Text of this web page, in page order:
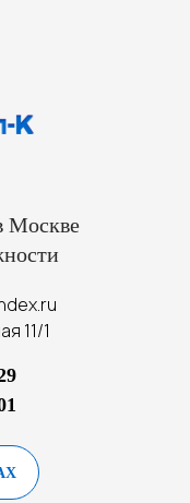
Москве
11/1